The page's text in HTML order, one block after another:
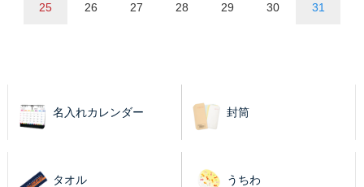
25 26 27 28 29 30 31
名入れカレンダー 封筒
タオル うちわ